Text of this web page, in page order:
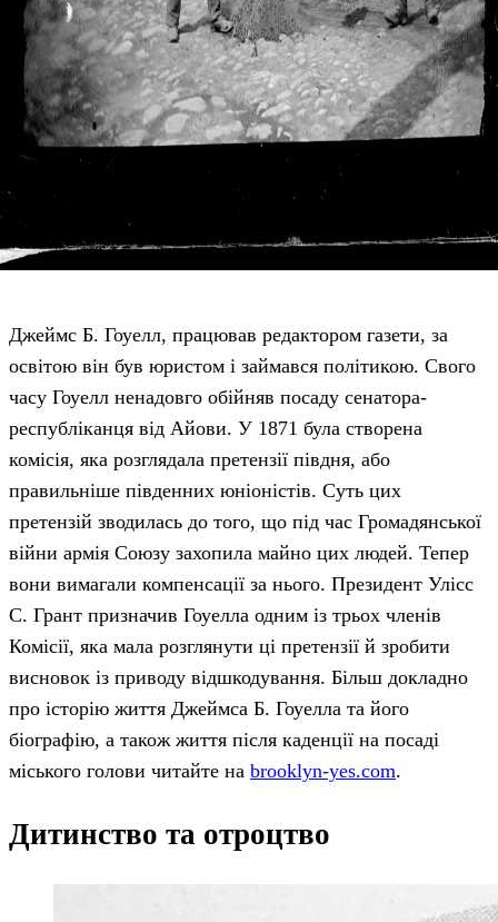
Джеймс Б. Гоуелл, працював редактором газети, за
освітою він був юристом і займався політикою. Свого
часу Гоуелл ненадовго обійняв посаду сенатора-
республіканця від Айови. У 1871 була створена
комісія, яка розглядала претензії півдня, або
правильніше південних юніоністів. Суть цих
претензій зводилась до того, що під час Громадянської
війни армія Союзу захопила майно цих людей. Тепер
вони вимагали компенсації за нього. Президент Улісс
С. Грант призначив Гоуелла одним із трьох членів
Комісії, яка мала розглянути ці претензії й зробити
висновок із приводу відшкодування. Більш докладно
про історію життя Джеймса Б. Гоуелла та його
біографію, а також життя після каденції на посаді
міського голови читайте на brooklyn-yes.com.
Дитинство та отроцтво